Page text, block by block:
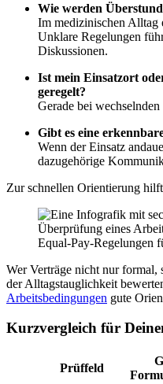
Wie werden
Im medizinischen Alltag
Unklare Regelungen
Diskussionen.
Ist mein Einsatzort
geregelt?
Gerade bei
Gibt es eine
Wenn der Einsatz
dazugehörige
Zur schnellen Orientierung
Wer Verträge nicht nur
der Alltagstauglichkeit
Arbeitsbedingungen gute
Kurzvergleich für
Prüffeld